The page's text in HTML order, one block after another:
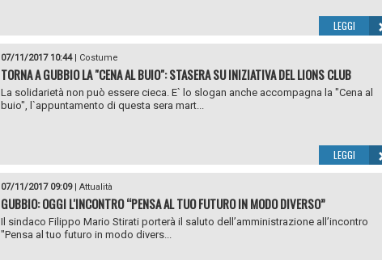
LEGGI
07/11/2017 10:44| Costume
TORNA A GUBBIO LA "CENA AL BUIO": STASERA SU INIZIATIVA DEL LIONS CLUB
La solidarietà non può essere cieca. E` lo slogan anche accompagna la "Cena al
buio", l`appuntamento di questa sera mart...
LEGGI
07/11/2017 09:09| Attualità
GUBBIO: OGGI L'INCONTRO “PENSA AL TUO FUTURO IN MODO DIVERSO”
Il sindaco Filippo Mario Stirati porterà il saluto dell’amministrazione all’incontro
"Pensa al tuo futuro in modo divers...